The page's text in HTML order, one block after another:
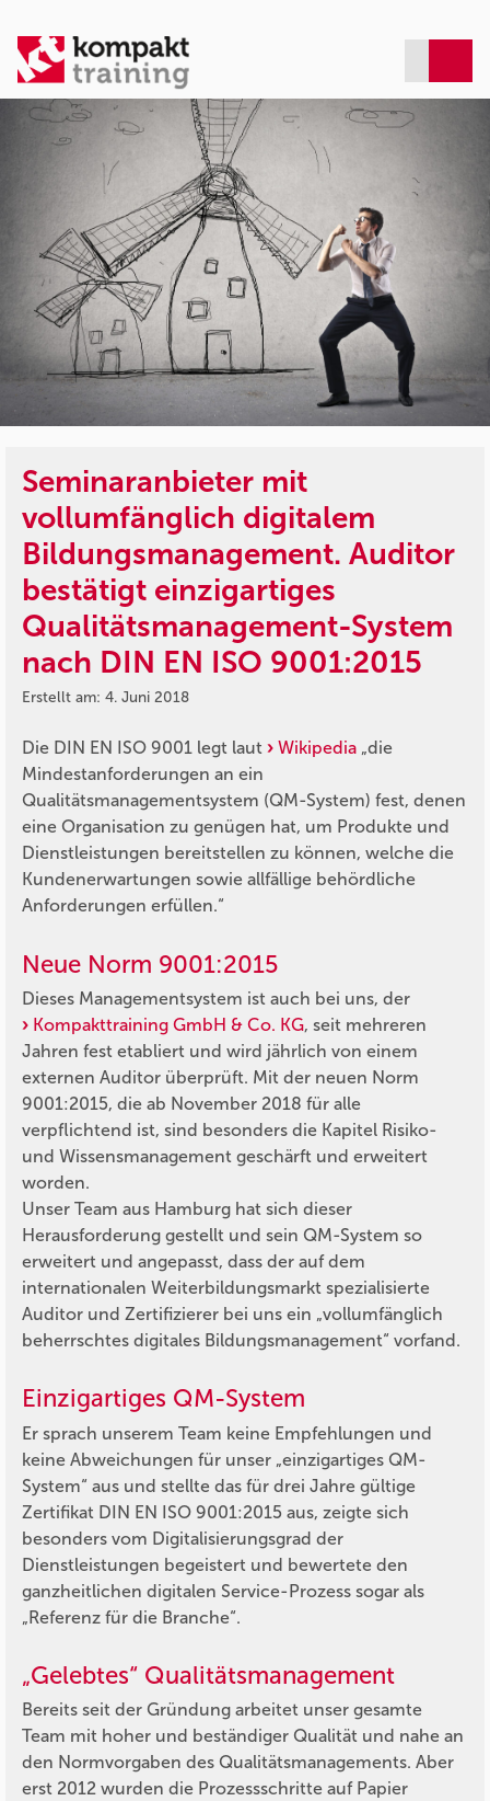
Seminaranbieter mit
vollumfänglich digitalem
Bildungsmanagement. Auditor
bestätigt einzigartiges
Qualitätsmanagement-System
nach DIN EN ISO 9001:2015
Erstellt am: 4. Juni 2018
Die DIN EN ISO 9001 legt laut Wikipedia „die
Mindestanforderungen an ein
Qualitätsmanagementsystem (QM-System) fest, denen
eine Organisation zu genügen hat, um Produkte und
Dienstleistungen bereitstellen zu können, welche die
Kundenerwartungen sowie allfällige behördliche
Anforderungen erfüllen.“
Neue Norm 9001:2015
Dieses Managementsystem ist auch bei uns, der
Kompakttraining GmbH & Co. KG, seit mehreren
Jahren fest etabliert und wird jährlich von einem
externen Auditor überprüft. Mit der neuen Norm
9001:2015, die ab November 2018 für alle
verpflichtend ist, sind besonders die Kapitel Risiko-
und Wissensmanagement geschärft und erweitert
worden.
Unser Team aus Hamburg hat sich dieser
Herausforderung gestellt und sein QM-System so
erweitert und angepasst, dass der auf dem
internationalen Weiterbildungsmarkt spezialisierte
Auditor und Zertifizierer bei uns ein „vollumfänglich
beherrschtes digitales Bildungsmanagement“ vorfand.
Einzigartiges QM-System
Er sprach unserem Team keine Empfehlungen und
keine Abweichungen für unser „einzigartiges QM-
System“ aus und stellte das für drei Jahre gültige
Zertifikat DIN EN ISO 9001:2015 aus, zeigte sich
besonders vom Digitalisierungsgrad der
Dienstleistungen begeistert und bewertete den
ganzheitlichen digitalen Service-Prozess sogar als
„Referenz für die Branche“.
„Gelebtes“ Qualitätsmanagement
Bereits seit der Gründung arbeitet unser gesamte
Team mit hoher und beständiger Qualität und nahe an
den Normvorgaben des Qualitätsmanagements. Aber
erst 2012 wurden die Prozessschritte auf Papier